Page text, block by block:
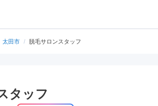
太田市 / 脱毛サロンスタッフ
タッフ